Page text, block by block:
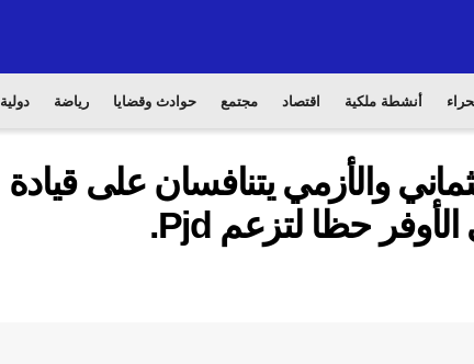
أنشطة ملكية اقتصاد مجتمع حوادث وقضايا رياضة دولية
والأزمي يتنافسان على قيادة
العدالة والتنمية، و العثماني الأوفر حظا لتزعم Pjd.